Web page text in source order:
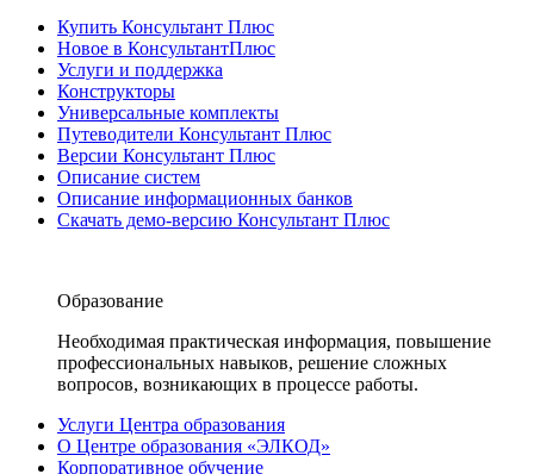
Купить Консультант Плюс
Новое в КонсультантПлюс
Услуги и поддержка
Конструкторы
Универсальные комплекты
Путеводители Консультант Плюс
Версии Консультант Плюс
Описание систем
Описание информационных банков
Скачать демо-версию Консультант Плюс
Образование
Необходимая практическая информация, повышение
профессиональных навыков, решение сложных
вопросов, возникающих в процессе работы.
Услуги Центра образования
О Центре образования «ЭЛКОД»
Корпоративное обучение